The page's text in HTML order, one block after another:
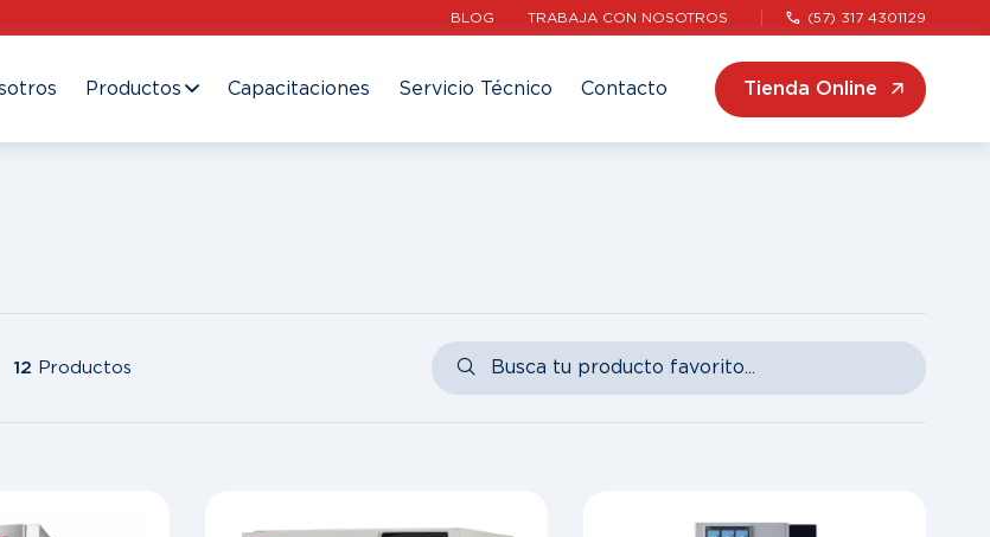
BLOG TRABAJA CON NOSOTROS (57) 317 4301129
Productos Capacitaciones Servicio Técnico Contacto Tienda Online
12 Productos